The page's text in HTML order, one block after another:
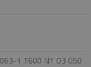
1 T600 N1 D3 G50